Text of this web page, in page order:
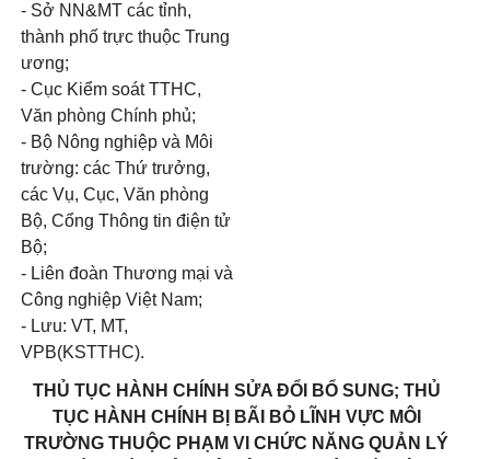
- Sở NN&MT các tỉnh,
thành phố trực thuộc Trung
ương;
- Cục Kiểm soát TTHC,
Văn phòng Chính phủ;
- Bộ Nông nghiệp và Môi
trường: các Thứ trưởng,
các Vụ, Cục, Văn phòng
Bộ, Cổng Thông tin điện tử
Bộ;
- Liên đoàn Thương mại và
Công nghiệp Việt Nam;
- Lưu: VT, MT,
VPB(KSTTHC).
THỦ TỤC HÀNH CHÍNH SỬA ĐỔI BỔ SUNG; THỦ
TỤC HÀNH CHÍNH BỊ BÃI BỎ LĨNH VỰC MÔI
TRƯỜNG THUỘC PHẠM VI CHỨC NĂNG QUẢN LÝ